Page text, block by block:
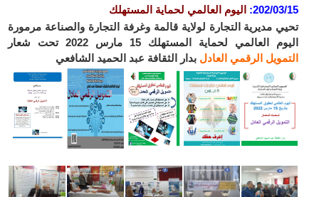
202/03/15
: اليوم العالمي لحماية المستهلك
تحيي مديرية التجارة لولاية قالمة وغرفة التجارة والصناعة مرمورة
اليوم العالمي لحماية المستهلك 15 مارس 2022 تحت شعار
لتمويل الرقمي العادل بدار الثقافة عبد الحميد الشافعي